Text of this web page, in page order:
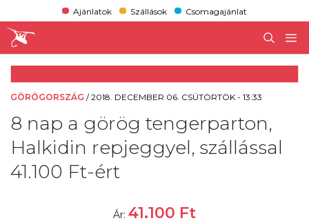
Ajánlatok Szállások Csomagajánlat
GÖRÖGORSZÁG /2018. DECEMBER 06. CSÜTÖRTÖK - 13:33
8 nap a görög tengerparton,
Halkidin repjeggyel, szállással
41.100 Ft-ért
Ár: 41.100 Ft